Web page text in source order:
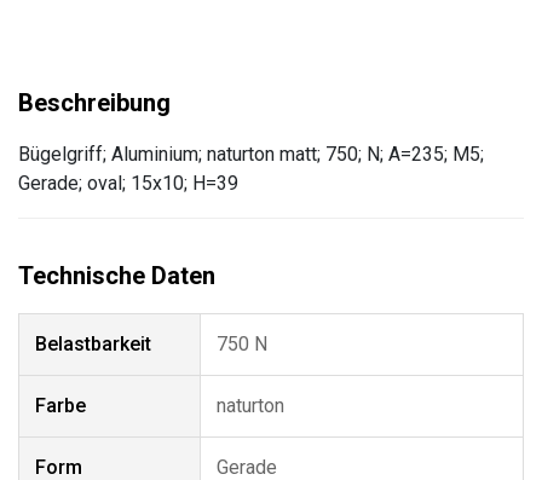
Bügelgriff; Aluminium; naturton matt; 750; N; A=235; M5;
Gerade; oval; 15x10; H=39
Belastbarkeit 750 N
Farbe naturton
Form Gerade